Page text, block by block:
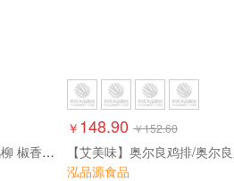
【泓品源】香酥里脊/拇指鸡柳 椒香味 1kg*8包 8kg
￥ 148.90 ￥152.60
泓品源食品